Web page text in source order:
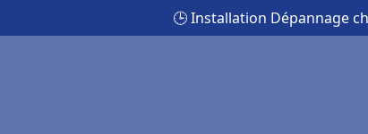
🕒 Installation Dépannage